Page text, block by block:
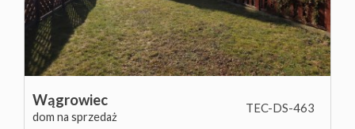
Wągrowiec
dom na sprzedaż
TEC-DS-463